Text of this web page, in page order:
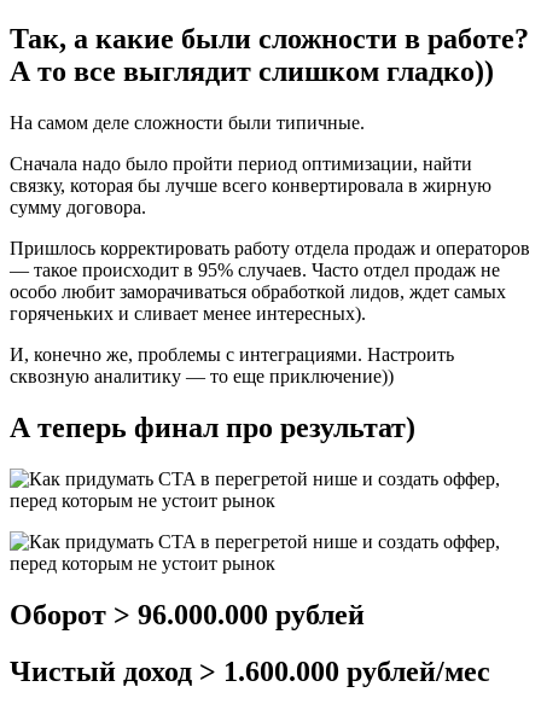
Так, а какие были сложности в работе?
А то все выглядит слишком гладко))
На самом деле сложности были типичные.
Сначала надо было пройти период оптимизации, найти
связку, которая бы лучше всего конвертировала в жирную
сумму договора.
Пришлось корректировать работу отдела продаж и операторов
— такое происходит в 95% случаев. Часто отдел продаж не
особо любит заморачиваться обработкой лидов, ждет самых
горяченьких и сливает менее интересных).
И, конечно же, проблемы с интеграциями. Настроить
сквозную аналитику — то еще приключение))
А теперь финал про результат)
Оборот > 96.000.000 рублей
Чистый доход > 1.600.000 рублей/мес